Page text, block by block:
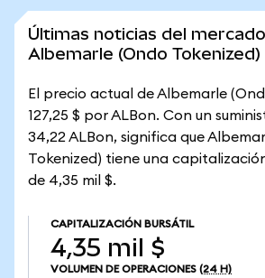
Últimas noticias del
Albemarle (Ondo Tokenized)
El precio actual de Albemarle
127,25 $ por ALBon. Con un
34,22 ALBon, significa que
Tokenized) tiene una
de 4,35 mil $.
CAPITALIZACIÓN BURSÁTIL
4,35 mil $
VOLUMEN DE OPERACIONES (24 H)